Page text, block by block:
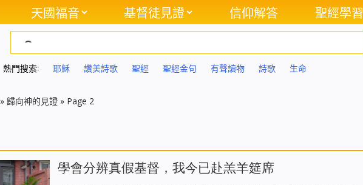
天國福音 基督徒見證 信仰解答 聖經學習
熱門搜索: 耶穌 讚美詩歌 聖經 聖經金句 有聲讀物 詩歌 生命
» 歸向神的見證 » Page 2
學會分辨真假基督，我今已赴羔羊筵席